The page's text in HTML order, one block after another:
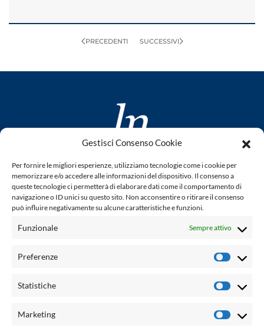
Gestisci Consenso Cookie
Per fornire le migliori esperienze, utilizziamo tecnologie come i cookie per
memorizzare e/o accedere alle informazioni del dispositivo. Il consenso a
queste tecnologie ci permetterà di elaborare dati come il comportamento di
navigazione o ID unici su questo sito. Non acconsentire o ritirare il consenso
può influire negativamente su alcune caratteristiche e funzioni.
Funzionale Sempre attivo
Preferenze
Statistiche
Marketing
PRECEDENTI SUCCESSIVI
www.laletteraturaenoi.it
fondato da Romano Luperini
Questo blog non rappresenta una testata giornalistica in
quanto viene aggiornato senza alcuna periodicità. Non può
legge n° 62 del 7.03.2001. L'autore non è responsabile per
email: